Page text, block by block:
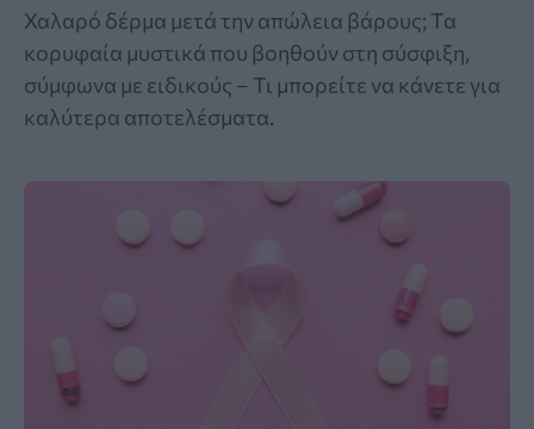
Χαλαρό δέρμα μετά την απώλεια βάρους; Τα
κορυφαία μυστικά που βοηθούν στη σύσφιξη,
σύμφωνα με ειδικούς – Τι μπορείτε να κάνετε για
καλύτερα αποτελέσματα.